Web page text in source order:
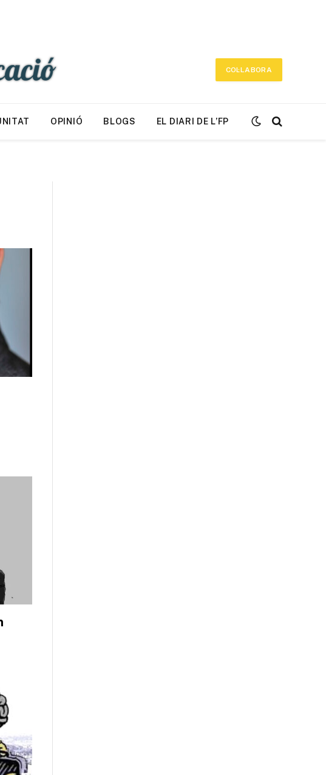
COL·LABORA
OPINIÓ BLOGS EL DIARI DE L’FP